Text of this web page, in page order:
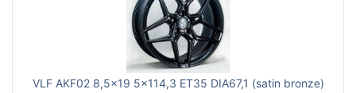
VLF AKF02 8,5x19 5x114,3 ET35 DIA67,1 (satin bronze)